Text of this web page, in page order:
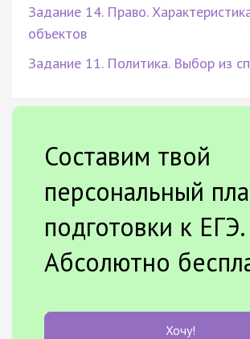
Задание 14. Право.
объектов
Задание 11. Политика. Выбор из
Составим твой
персональный
подготовки к ЕГЭ.
Абсолютно
Хочу!